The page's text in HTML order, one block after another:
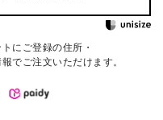
にご登録の住所・
でご注文いただけます。